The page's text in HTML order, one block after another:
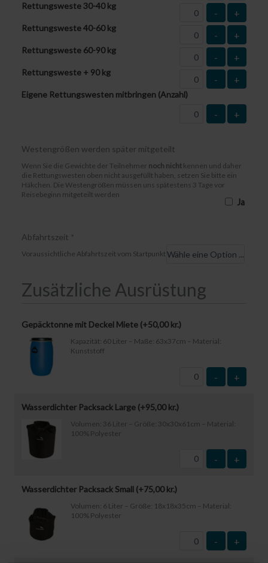
Rettungsweste 30-40 kg
- +
Rettungsweste 40-60 kg
- +
Rettungsweste 60-90 kg
- +
Rettungsweste + 90 kg
- +
Eigene Rettungswesten mitbringen (Anzahl)
- +
Westengrößen werden später mitgeteilt
Wenn Sie die Gewichte der Teilnehmer noch nicht kennen und daher
die Rettungswesten oben nicht ausgefüllt haben, setzen Sie bitte ein
Häkchen. Die Westengrößen müssen uns spätestens 3 Tage vor
Reisebeginn mitgeteilt werden
Ja
Abfahrtszeit *
Voraussichtliche Abfahrtszeit vom Startpunkt
Zusätzliche Ausrüstung
Gepäcktonne mit Deckel Miete (+50,00 kr.)
Kapazität: 60 Liter – Maße: 63x37cm – Material:
Kunststoff
- +
Wasserdichter Packsack Large (+95,00kr.)
Volumen: 36 Liter – Größe: 30x30x61cm – Material:
100% Polyester
- +
Wasserdichter Packsack Small (+75,00kr.)
Volumen: 6 Liter – Größe: 18x18x35cm – Material:
100% Polyester
- +